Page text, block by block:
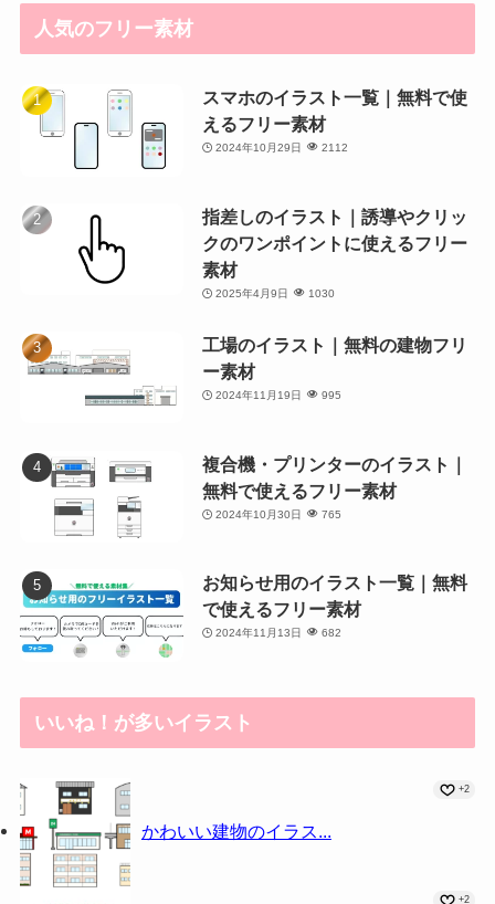
人気のフリー素材
スマホのイラスト一覧｜無料で使
えるフリー素材
2024年10月29日 2112
指差しのイラスト｜誘導やクリッ
クのワンポイントに使えるフリー
素材
2025年4月9日 1030
工場のイラスト｜無料の建物フリ
ー素材
2024年11月19日 995
複合機・プリンターのイラスト｜
無料で使えるフリー素材
2024年10月30日 765
お知らせ用のイラスト一覧｜無料
で使えるフリー素材
2024年11月13日 682
いいね！が多いイラスト
かわいい建物のイラス...
+2
+2